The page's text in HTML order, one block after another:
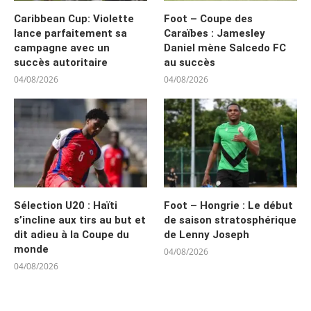
Caribbean Cup: Violette
lance parfaitement sa
campagne avec un
succès autoritaire
04/08/2026
Foot – Coupe des
Caraïbes : Jamesley
Daniel mène Salcedo FC
au succès
04/08/2026
Sélection U20 : Haïti
s’incline aux tirs au but et
dit adieu à la Coupe du
monde
04/08/2026
Foot – Hongrie : Le début
de saison stratosphérique
de Lenny Joseph
04/08/2026